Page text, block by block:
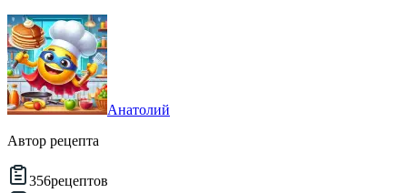
Анатолий
Автор рецепта
356рецептов